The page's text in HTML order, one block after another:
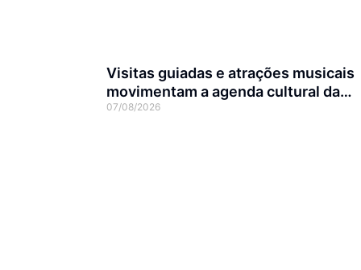
Visitas guiadas e atrações musicais
movimentam a agenda cultural da
semana em Joinville
07/08/2026